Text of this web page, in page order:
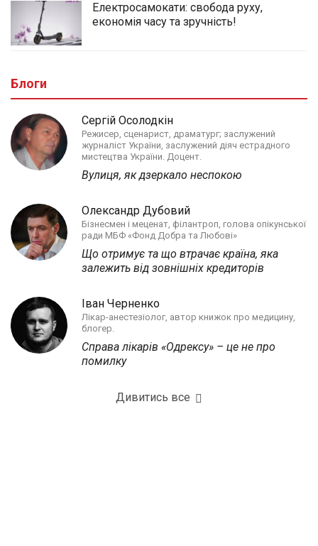
Електросамокати: свобода руху,
економія часу та зручність!
Блоги
Сергій Осолодкін
Режисер, сценарист, драматург; заслужений
журналіст України, заслужений діяч естрадного
мистецтва України. Доцент.
Вулиця, як дзеркало неспокою
Олександр Дубовий
Бізнесмен і меценат, філантроп, голова опікунської
ради МБФ «Фонд Добра та Любові»
Що отримує та що втрачає країна, яка
залежить від зовнішніх кредиторів
Іван Черненко
Лікар-анестезіолог, автор книжок про медицину,
блогер.
Справа лікарів «Одрексу» – це не про
помилку
Дивитись все